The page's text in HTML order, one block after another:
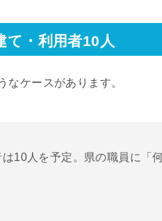
て・利用者10人
なケースがあります。
10人を予定。県の職員に「